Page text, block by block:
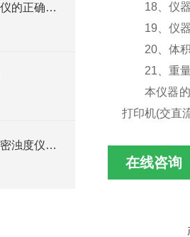
一文与您分享激光粉尘仪的正确使用步骤
三步教你学会便携式精密浊度仪的使用
18、仪器
19、仪器
20、体积
21、重量;
本仪器的基
打印机(交直
在线咨询